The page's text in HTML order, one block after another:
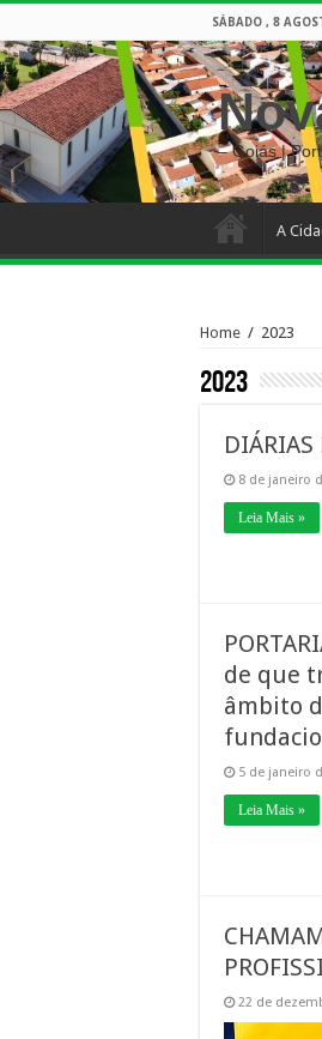
SÁBADO , 8
– Goiás |
A
Home / 2023
2023
DIÁRIAS
8 de janeiro
Leia Mais »
de que
âmbito
5 de janeiro
Leia Mais »
22 de